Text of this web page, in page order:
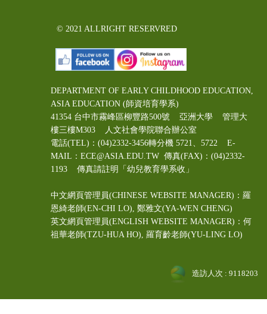
© 2021 ALLRIGHT RESERVRED
DEPARTMENT OF EARLY CHILDHOOD EDUCATION,
ASIA EDUCATION (師資培育學系)
41354 台中市霧峰區柳豐路500號 亞洲大學 管理大
樓三樓M303 人文社會學院聯合辦公室
電話(TEL)：(04)2332-3456轉分機 5721、5722 E-
MAIL：ECE@ASIA.EDU.TW 傳真(FAX)：(04)2332-
1193 傳真請註明「幼兒教育學系收」
中文網頁管理員(CHINESE WEBSITE MANAGER)：羅
恩綺老師(EN-CHI LO) , 鄭雅文(YA-WEN CHENG)
英文網頁管理員(ENGLISH WEBSITE MANAGER)：何
祖華老師(TZU-HUA HO), 羅育齡老師(YU-LING LO)
造訪人次 : 9118203